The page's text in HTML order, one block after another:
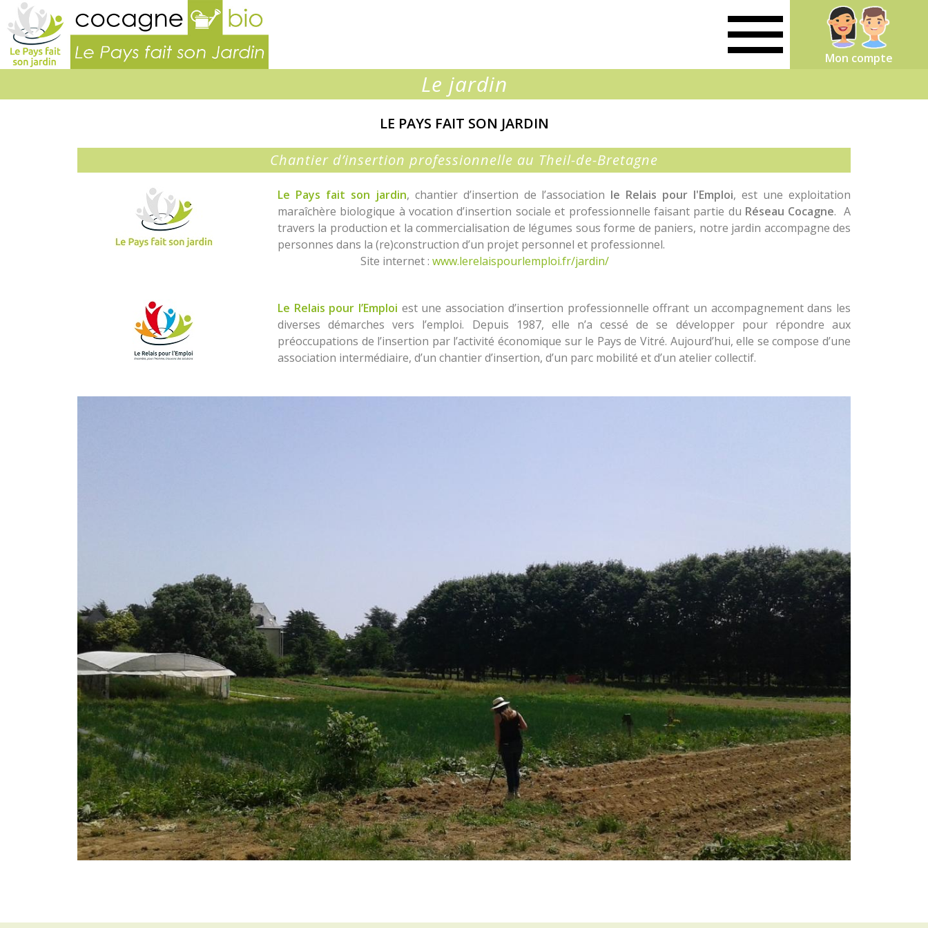
Mon compte
Le jardin
LE PAYS FAIT SON JARDIN
Chantier d’insertion professionnelle au Theil-de-Bretagne
Le Pays fait son jardin, chantier d’insertion de l’association le Relais pour l'Emploi, est une exploitation
maraîchère biologique à vocation d’insertion sociale et professionnelle faisant partie du Réseau Cocagne. A
travers la production et la commercialisation de légumes sous forme de paniers, notre jardin accompagne des
personnes dans la (re)construction d’un projet personnel et professionnel.
Site internet : www.lerelaispourlemploi.fr/jardin/
Le Relais pour l’Emploi est une association d’insertion professionnelle offrant un accompagnement dans les
diverses démarches vers l’emploi. Depuis 1987, elle n’a cessé de se développer pour répondre aux
préoccupations de l’insertion par l’activité économique sur le Pays de Vitré. Aujourd’hui, elle se compose d’une
association intermédiaire, d’un chantier d’insertion, d’un parc mobilité et d’un atelier collectif.